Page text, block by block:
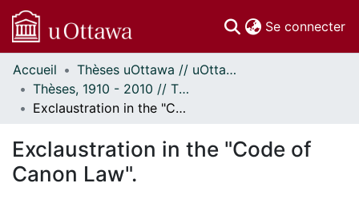
Se connecter
Communautés
et collections
Parcourir
À propos
Accueil
Thèses uOttawa // uOttawa Theses
Thèses, 1910 - 2010 // Theses, 1910 - 2010
Exclaustration in the "Code of Canon Law".
Exclaustration in the "Code of
Canon Law".